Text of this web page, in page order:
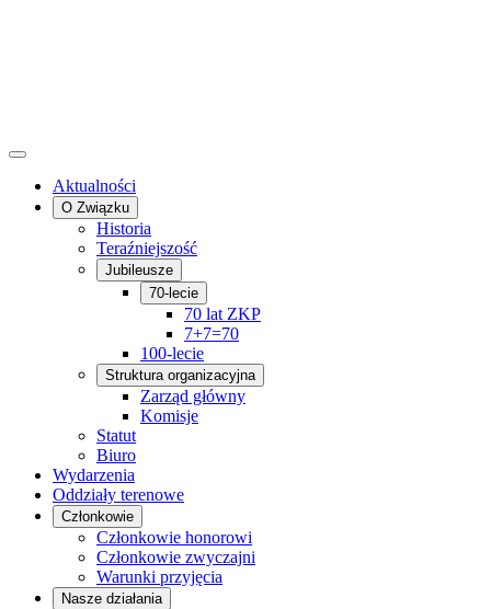
Aktualności
O Związku
Historia
Teraźniejszość
Jubileusze
70-lecie
70 lat ZKP
7+7=70
100-lecie
Struktura organizacyjna
Zarząd główny
Komisje
Statut
Biuro
Wydarzenia
Oddziały terenowe
Członkowie
Członkowie honorowi
Członkowie zwyczajni
Warunki przyjęcia
Nasze działania